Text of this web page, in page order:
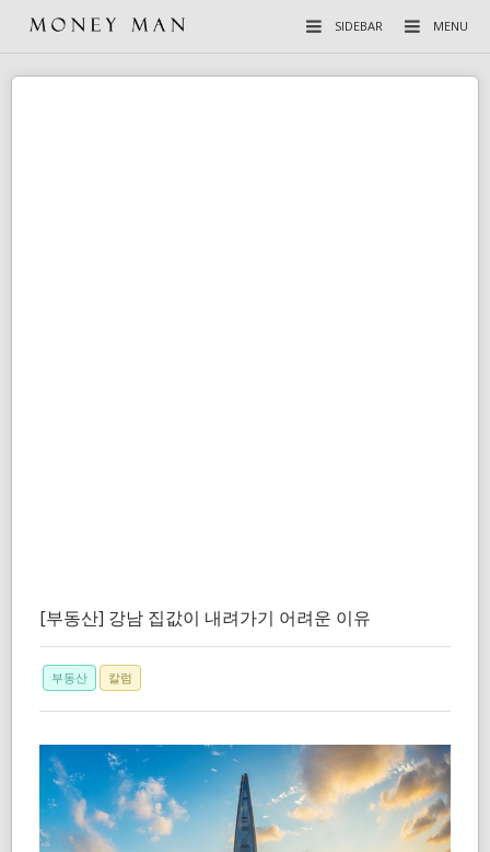
MENU
SIDEBAR
[부동산] 강남 집값이 내려가기 어려운 이유
부동산 칼럼